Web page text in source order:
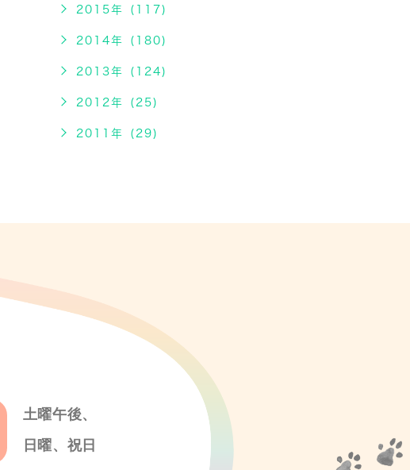
2015年 (117)
2014年 (180)
2013年 (124)
2012年 (25)
2011年 (29)
土曜午後、
日曜、祝日